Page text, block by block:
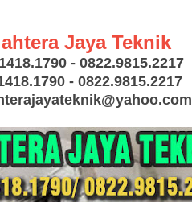
Jaya Teknik
- 0822.9815.2217
- 0822.9815.2217